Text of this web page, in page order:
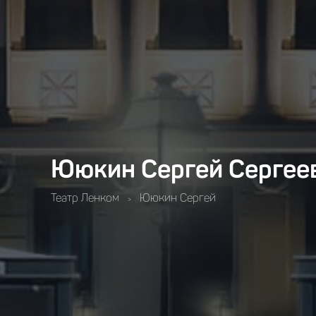
Ююкин Сергей
Театр Ленком > Ююкин Сергей